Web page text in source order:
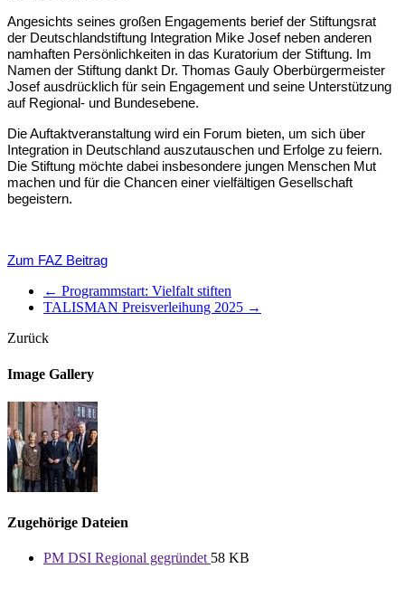
Angesichts seines großen Engagements berief der Stiftungsrat
der Deutschlandstiftung Integration Mike Josef neben anderen
namhaften Persönlichkeiten in das Kuratorium der Stiftung. Im
Namen der Stiftung dankt Dr. Thomas Gauly Oberbürgermeister
Josef ausdrücklich für sein Engagement und seine Unterstützung
auf Regional- und Bundesebene.
Die Auftaktveranstaltung wird ein Forum bieten, um sich über
Integration in Deutschland auszutauschen und Erfolge zu feiern.
Die Stiftung möchte dabei insbesondere jungen Menschen Mut
machen und für die Chancen einer vielfältigen Gesellschaft
begeistern.
Zum FAZ Beitrag
← Programmstart: Vielfalt stiften
TALISMAN Preisverleihung 2025 →
Zurück
Image Gallery
Zugehörige Dateien
PM DSI Regional gegründet 58 KB